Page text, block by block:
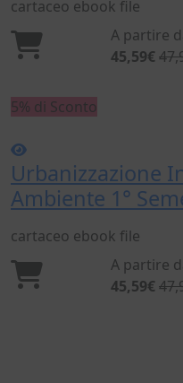
cartaceo ebook file
A partire
45,59€
5% di Sconto
Urbanizzazione
Ambiente 1°
cartaceo ebook file
A partire
45,59€